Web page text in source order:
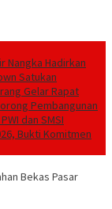
Nangka Hadirkan
Satukan
Gelar Rapat
Pembangunan
dan SMSI
Bukti Komitmen
Bekas Pasar